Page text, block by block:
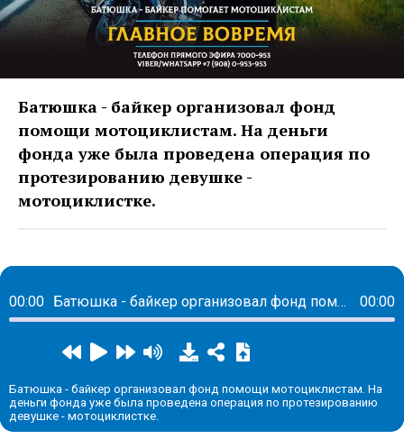
Батюшка - байкер организовал фонд
помощи мотоциклистам. На деньги
фонда уже была проведена операция по
протезированию девушке -
мотоциклистке.
00:00 Батюшка - байкер организовал фонд помощи мотоциклистам. 00:00
Батюшка - байкер организовал фонд помощи мотоциклистам. На
деньги фонда уже была проведена операция по протезированию
девушке - мотоциклистке.